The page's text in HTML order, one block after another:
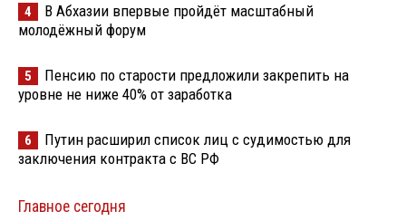
4
В Абхазии впервые пройдёт масштабный
молодёжный форум
5
Пенсию по старости предложили закрепить на
уровне не ниже 40% от заработка
6
Путин расширил список лиц с судимостью для
заключения контракта с ВС РФ
Главное сегодня